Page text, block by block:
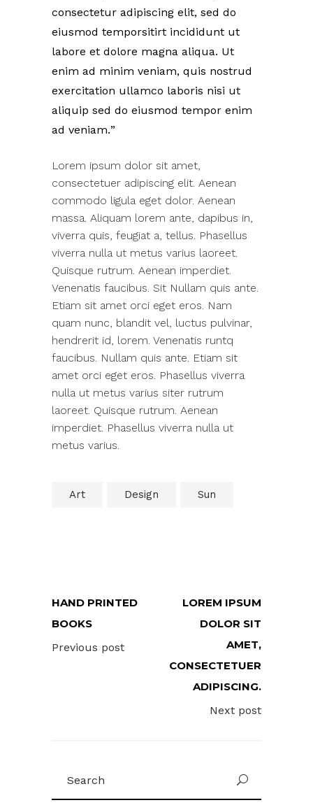
consectetur adipiscing elit, sed do
eiusmod temporsitirt incididunt ut
labore et dolore magna aliqua. Ut
enim ad minim veniam, quis nostrud
exercitation ullamco laboris nisi ut
aliquip sed do eiusmod tempor enim
ad veniam.
Lorem ipsum dolor sit amet,
consectetuer adipiscing elit. Aenean
commodo ligula eget dolor. Aenean
massa. Aliquam lorem ante, dapibus in,
viverra quis, feugiat a, tellus. Phasellus
viverra nulla ut metus varius laoreet.
Quisque rutrum. Aenean imperdiet.
Venenatis faucibus. Sit Nullam quis ante.
Etiam sit amet orci eget eros. Nam
quam nunc, blandit vel, luctus pulvinar,
hendrerit id, lorem. Venenatis runtq
faucibus. Nullam quis ante. Etiam sit
amet orci eget eros. Phasellus viverra
nulla ut metus varius siter rutrum
laoreet. Quisque rutrum. Aenean
imperdiet. Phasellus viverra nulla ut
metus varius.
Art Design Sun
HAND PRINTED
BOOKS
Previous post
LOREM IPSUM
DOLOR SIT
AMET,
CONSECTETUER
ADIPISCING.
Next post
for: